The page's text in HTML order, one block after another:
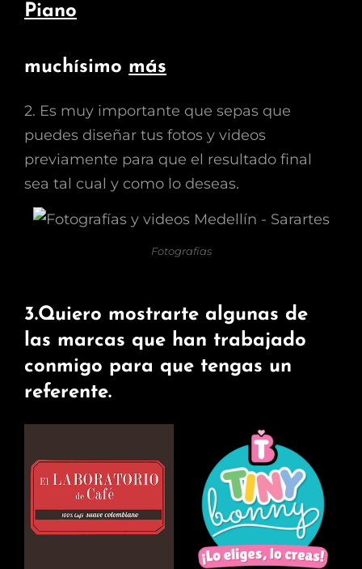
Piano
muchísimo más
2. Es muy importante que sepas que
puedes diseñar tus fotos y videos
previamente para que el resultado final
sea tal cual y como lo deseas.
Fotografías
3.Quiero mostrarte algunas de
las marcas que han trabajado
conmigo para que tengas un
referente.